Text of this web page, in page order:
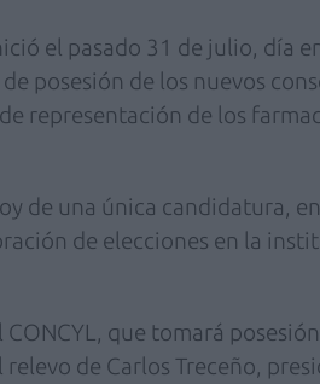
el pasado 31 de julio, día
posesión de los nuevos
representación de los
de una única candidatura,
de elecciones en la
que tomará
de Carlos Treceño,